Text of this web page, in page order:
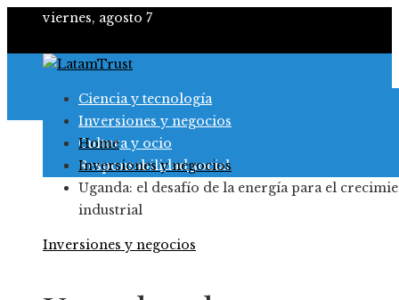
viernes, agosto 7
Ciencia y tecnología
Inversiones y negocios
Cultura y ocio
Responsabilidad social
Home
Inversiones y negocios
Uganda: el desafío de la energía para el
industrial
Inversiones y negocios